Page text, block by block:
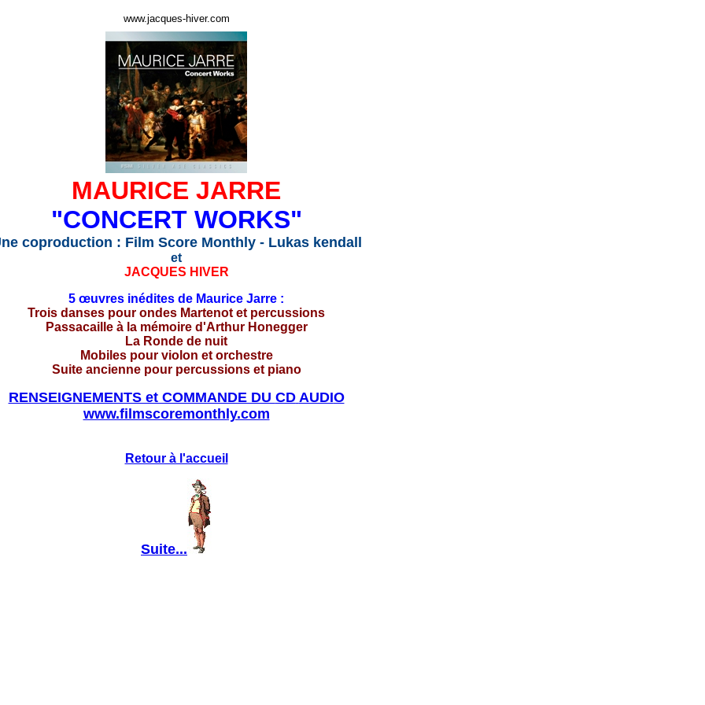
www.jacques-hiver.com
MAURICE JARRE
"CONCERT WORKS"
coproduction : Film Score Monthly - Lukas kendall
et
JACQUES HIVER
5 œuvres inédites de Maurice Jarre :
Trois danses pour ondes Martenot et percussions
Passacaille à la mémoire d'Arthur Honegger
La Ronde de nuit
Mobiles pour violon et orchestre
Suite ancienne pour percussions et piano
RENSEIGNEMENTS et COMMANDE DU CD AUDIO
www.filmscoremonthly.com
Retour à l'accueil
Suite...